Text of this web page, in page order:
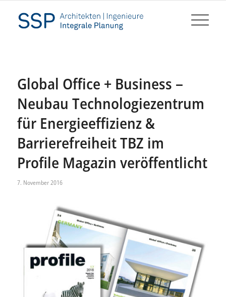
Global Office + Business –
Neubau Technologiezentrum
für Energieeffizienz &
Barrierefreiheit TBZ im
Profile Magazin veröffentlicht
7. November 2016